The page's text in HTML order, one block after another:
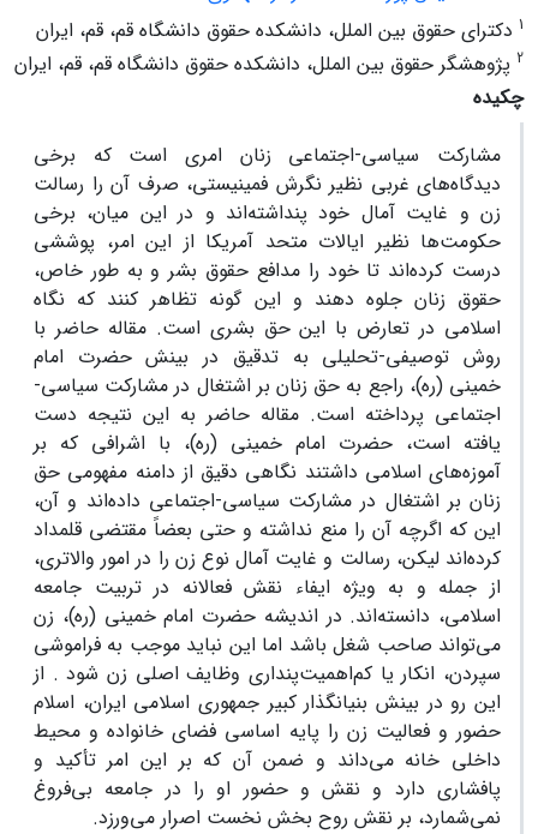
1 دکترای حقوق بین الملل، دانشکده حقوق دانشگاه قم، قم، ایران
2 پژوهشگر حقوق بین الملل، دانشکده حقوق دانشگاه قم، قم، ایران
چکیده
مشارکت سیاسی-اجتماعی زنان امری است که برخی
دیدگاه‌های غربی نظیر نگرش فمینیستی، صرف آن را رسالت
زن و غایت آمال خود پنداشته‌اند و در این میان، برخی
حکومت‌ها نظیر ایالات متحد آمریکا از این امر، پوششی
درست کرده‌اند تا خود را مدافع حقوق بشر و به طور خاص،
حقوق زنان جلوه دهند و این گونه تظاهر کنند که نگاه
اسلامی در تعارض با این حق بشری است. مقاله حاضر با
روش توصیفی-تحلیلی به تدقیق در بینش حضرت امام
خمینی (ره)، راجع به حق زنان بر اشتغال در مشارکت سیاسی-
اجتماعی پرداخته است. مقاله حاضر به این نتیجه دست
یافته است، حضرت امام خمینی (ره)، با اشرافی که بر
آموزه‌های اسلامی داشتند نگاهی دقیق از دامنه مفهومی حق
زنان بر اشتغال در مشارکت سیاسی-اجتماعی داده‌اند و آن،
این که اگرچه آن را منع نداشته و حتی بعضاً مقتضی قلمداد
کرده‌اند لیکن، رسالت و غایت آمال نوع زن را در امور والاتری،
از جمله و به ویژه ایفاء نقش فعالانه در تربیت جامعه
اسلامی، دانسته‌اند. در اندیشه حضرت امام خمینی (ره)، زن
می‌تواند صاحب شغل باشد اما این نباید موجب به فراموشی
سپردن، انکار یا کم‌اهمیت‌پنداری وظایف اصلی زن شود . از
این رو در بینش بنیانگذار کبیر جمهوری اسلامی ایران، اسلام
حضور و فعالیت زن را پایه اساسی فضای خانواده و محیط
داخلی خانه می‌داند و ضمن آن که بر این امر تأکید و
پافشاری دارد و نقش و حضور او را در جامعه بی‌فروغ
نمی‌شمارد، بر نقش روح بخش نخست اصرار می‌ورزد.